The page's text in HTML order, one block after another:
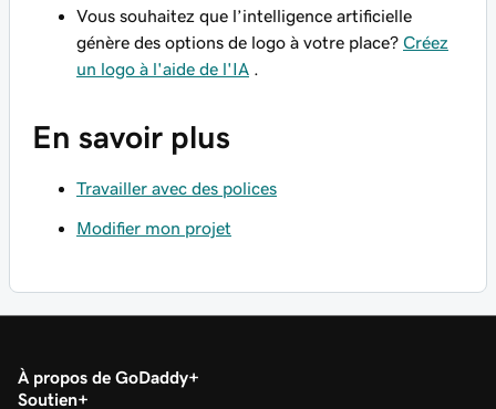
Vous souhaitez que l’intelligence artificielle
génère des options de logo à votre place? Créez
un logo à l'aide de l'IA
En savoir plus
Travailler avec des polices
Modifier mon projet
À propos de GoDaddy
Soutien